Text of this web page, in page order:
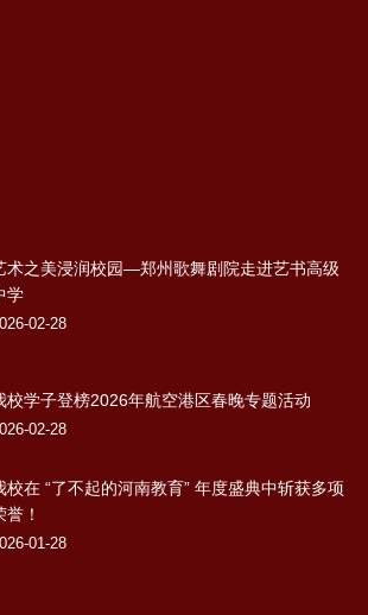
术之美浸润校园—郑州歌舞剧院走进艺书高级
学
02-28
校学子登榜2026年航空港区春晚专题活动
02-28
校在 “了不起的河南教育” 年度盛典中斩获多项
誉！
01-28